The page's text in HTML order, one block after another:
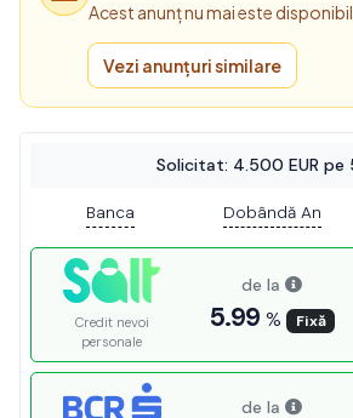
Acest anunț nu mai este disponibil.
Vezi anunțuri similare